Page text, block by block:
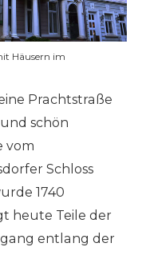
Häusern im
Prachtstraße
schön
vom
Schloss
1740
heute Teile der
entlang der